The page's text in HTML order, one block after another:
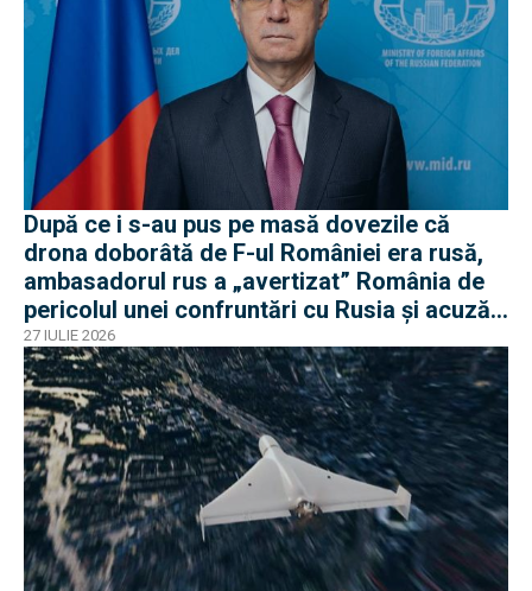
După ce i s-au pus pe masă dovezile că
drona doborâtă de F-ul României era rusă,
ambasadorul rus a „avertizat” România de
pericolul unei confruntări cu Rusia și acuză
o „înscenare propagandistă”
27 IULIE 2026